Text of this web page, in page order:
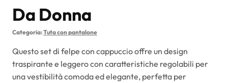
Da Donna
Categoria:Tuta con pantalone
Questo set di felpe con cappuccio offre un design
traspirante e leggero con caratteristiche regolabili per
una vestibilità comoda ed elegante, perfetta per